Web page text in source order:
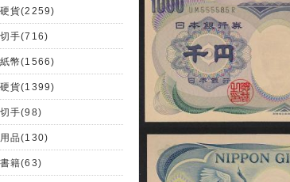
硬貨(2259)
切手(716)
幣(1566)
貨(1399)
手(98)
品(130)
籍(63)